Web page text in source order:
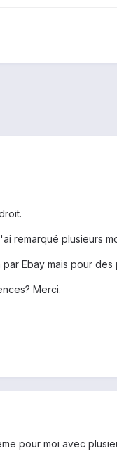
remarqué plusieurs
Ebay mais pour
Merci.
pour moi avec